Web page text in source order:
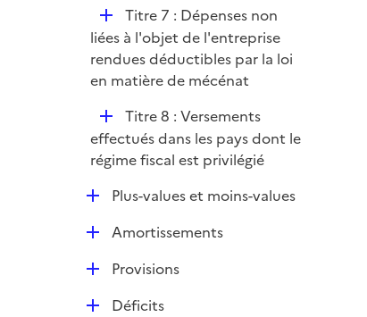
i
e
r
D
é
p
l
r
Titre 7 : Dépenses non
liées à l'objet de l'entreprise
rendues déductibles par la loi
en matière de mécénat
D
é
p
i
e
r
Titre 8 : Versements
effectués dans les pays dont le
régime fiscal est privilégié
D
p
Plus-values et moins-values
DAmortissements
DProvisions
DDéficits